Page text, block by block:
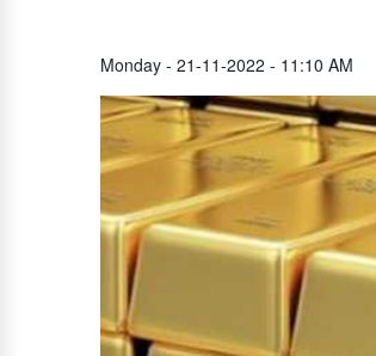
Monday - 21-11-2022 - 11:10 AM